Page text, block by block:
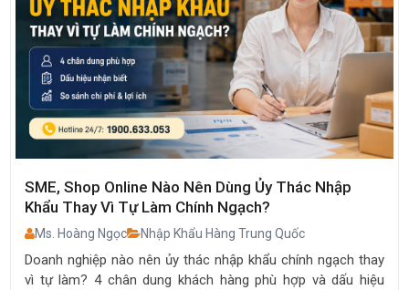
SME, Shop Online Nào Nên Dùng Ủy Thác Nhập
Khẩu Thay Vì Tự Làm Chính Ngạch?
Ms. Hoàng Ngọc Nhập Khẩu Hàng Trung Quốc
Doanh nghiệp nào nên ủy thác nhập khẩu chính ngạch thay
vì tự làm? 4 chân dung khách hàng phù hợp và dấu hiệu